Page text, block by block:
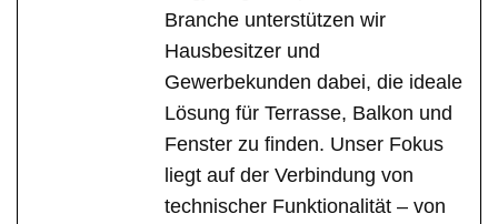
Branche unterstützen wir
Hausbesitzer und
Gewerbekunden dabei, die ideale
Lösung für Terrasse, Balkon und
Fenster zu finden. Unser Fokus
liegt auf der Verbindung von
technischer Funktionalität – von